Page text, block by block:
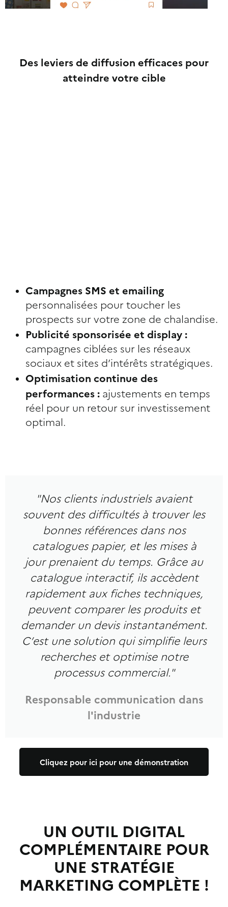
Des leviers de diffusion efficaces pour
atteindre votre cible
Campagnes SMS et emailing
personnalisées pour toucher les
prospects sur votre zone de chalandise.
Publicité sponsorisée et display :
campagnes ciblées sur les réseaux
sociaux et sites d’intérêts stratégiques.
Optimisation continue des
performances : ajustements en temps
réel pour un retour sur investissement
optimal.
"Nos clients industriels avaient
souvent des difficultés à trouver les
bonnes références dans nos
catalogues papier, et les mises à
jour prenaient du temps. Grâce au
catalogue interactif, ils accèdent
rapidement aux fiches techniques,
peuvent comparer les produits et
demander un devis instantanément.
C’est une solution qui simplifie leurs
recherches et optimise notre
processus commercial."
Responsable communication dans
l'industrie
Cliquez pour ici pour une démonstration
UN OUTIL DIGITAL
COMPLÉMENTAIRE POUR
UNE STRATÉGIE
MARKETING COMPLÈTE !